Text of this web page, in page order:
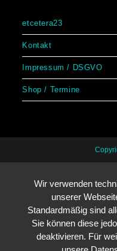
etcetera23
Kontakt
Impressum / DSGVO
Shop / Termine
Wir verwenden
unserer
Standardmäßig sind
Sie können diese
deaktivieren. Für